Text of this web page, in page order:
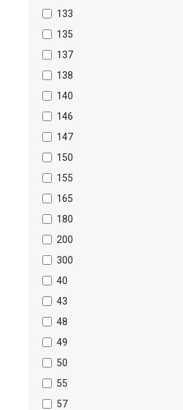
133
135
137
138
140
146
147
150
155
165
180
200
300
40
43
48
49
50
55
57